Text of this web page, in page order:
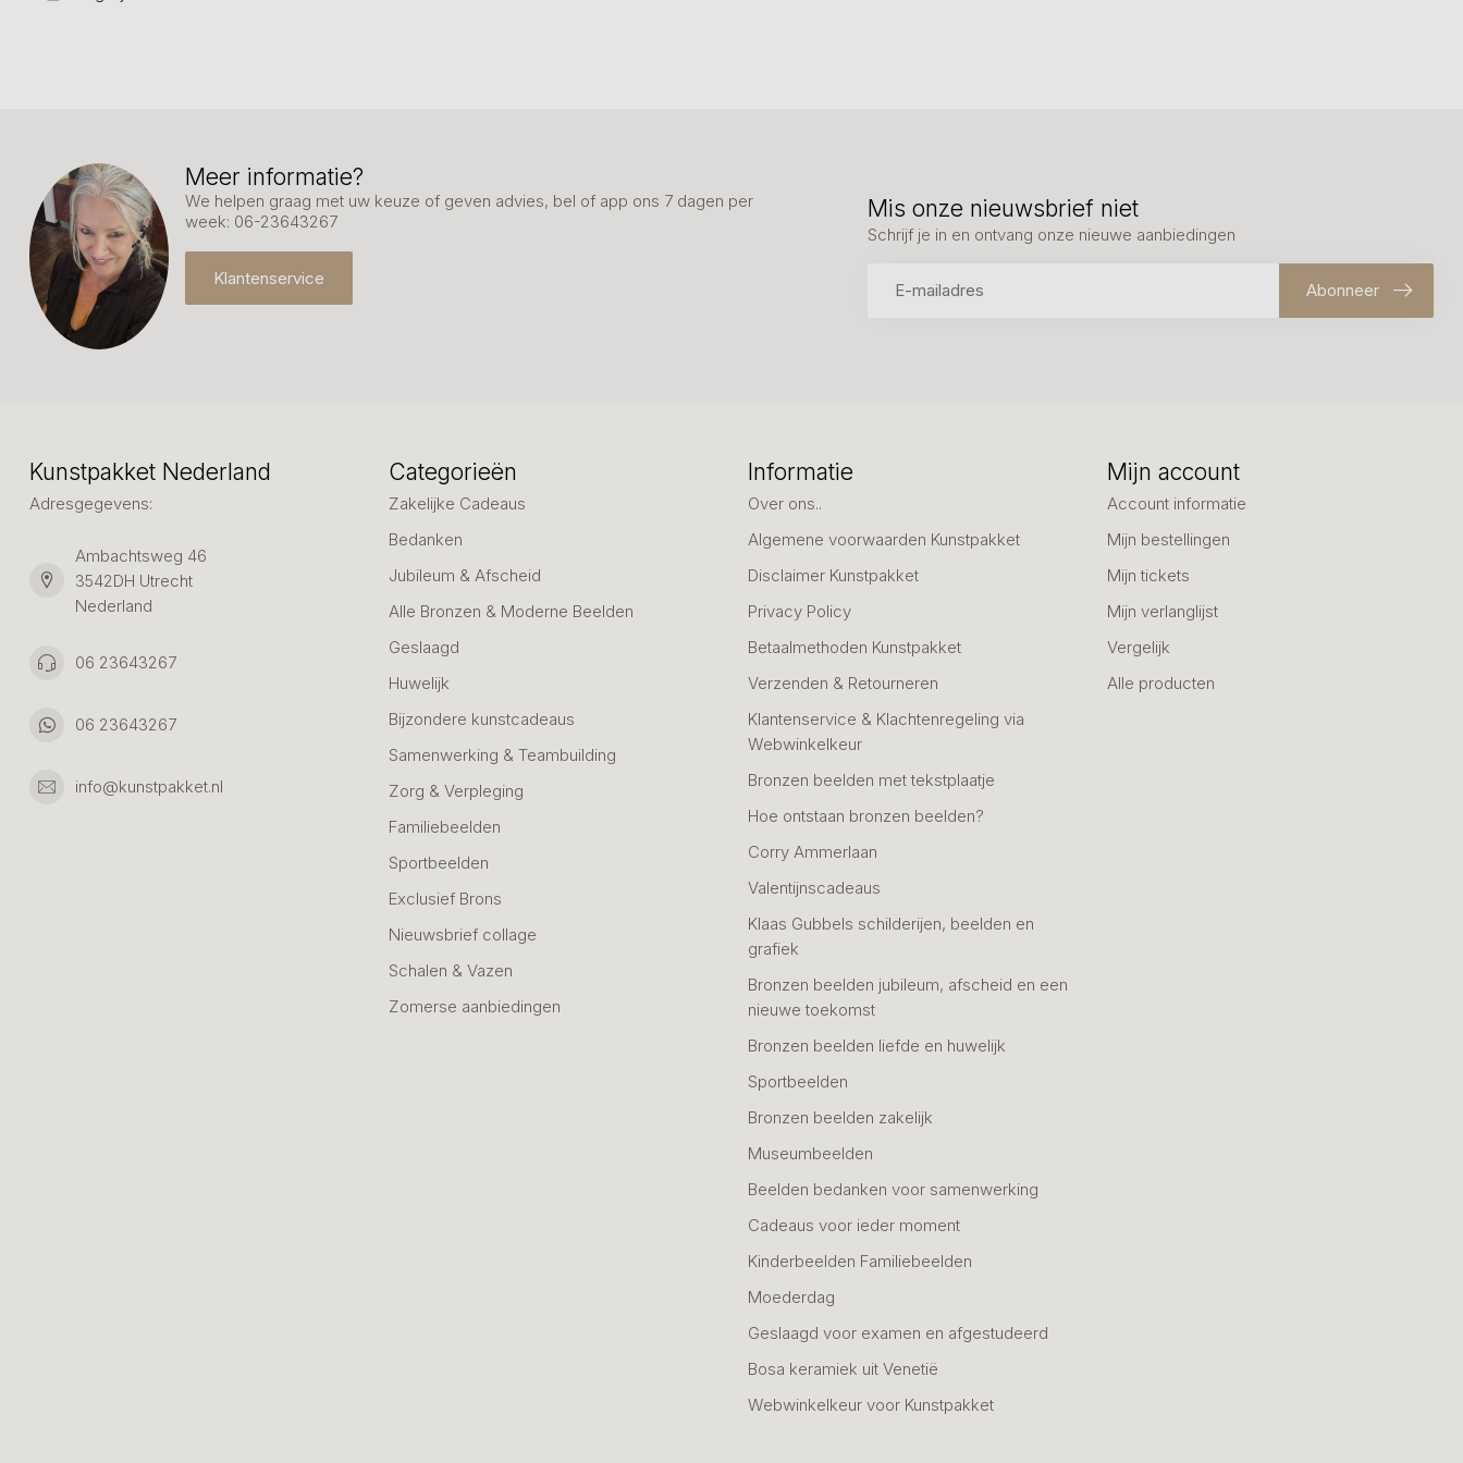
Meer informatie?
We helpen graag met uw keuze of geven advies, bel of app ons 7 dagen per
week: 06-23643267
Klantenservice
Mis onze nieuwsbrief niet
Schrijf je in en ontvang onze nieuwe aanbiedingen
Abonneer
Kunstpakket Nederland
Adresgegevens:
Ambachtsweg 46
3542DH Utrecht
Nederland
06 23643267
06 23643267
info@kunstpakket.nl
Categorieën
Zakelijke Cadeaus
Bedanken
Jubileum & Afscheid
Alle Bronzen & Moderne Beelden
Geslaagd
Huwelijk
Bijzondere kunstcadeaus
Samenwerking & Teambuilding
Zorg & Verpleging
Familiebeelden
Sportbeelden
Exclusief Brons
Nieuwsbrief collage
Schalen & Vazen
Zomerse aanbiedingen
Informatie
Over ons..
Algemene voorwaarden Kunstpakket
Disclaimer Kunstpakket
Privacy Policy
Betaalmethoden Kunstpakket
Verzenden & Retourneren
Klantenservice & Klachtenregeling via
Webwinkelkeur
Bronzen beelden met tekstplaatje
Hoe ontstaan bronzen beelden?
Corry Ammerlaan
Valentijnscadeaus
Klaas Gubbels schilderijen, beelden en
grafiek
Bronzen beelden jubileum, afscheid en een
nieuwe toekomst
Bronzen beelden liefde en huwelijk
Sportbeelden
Bronzen beelden zakelijk
Museumbeelden
Beelden bedanken voor samenwerking
Cadeaus voor ieder moment
Kinderbeelden Familiebeelden
Moederdag
Geslaagd voor examen en afgestudeerd
Bosa keramiek uit Venetië
Webwinkelkeur voor Kunstpakket
Mijn account
Account informatie
Mijn bestellingen
Mijn tickets
Mijn verlanglijst
Vergelijk
Alle producten